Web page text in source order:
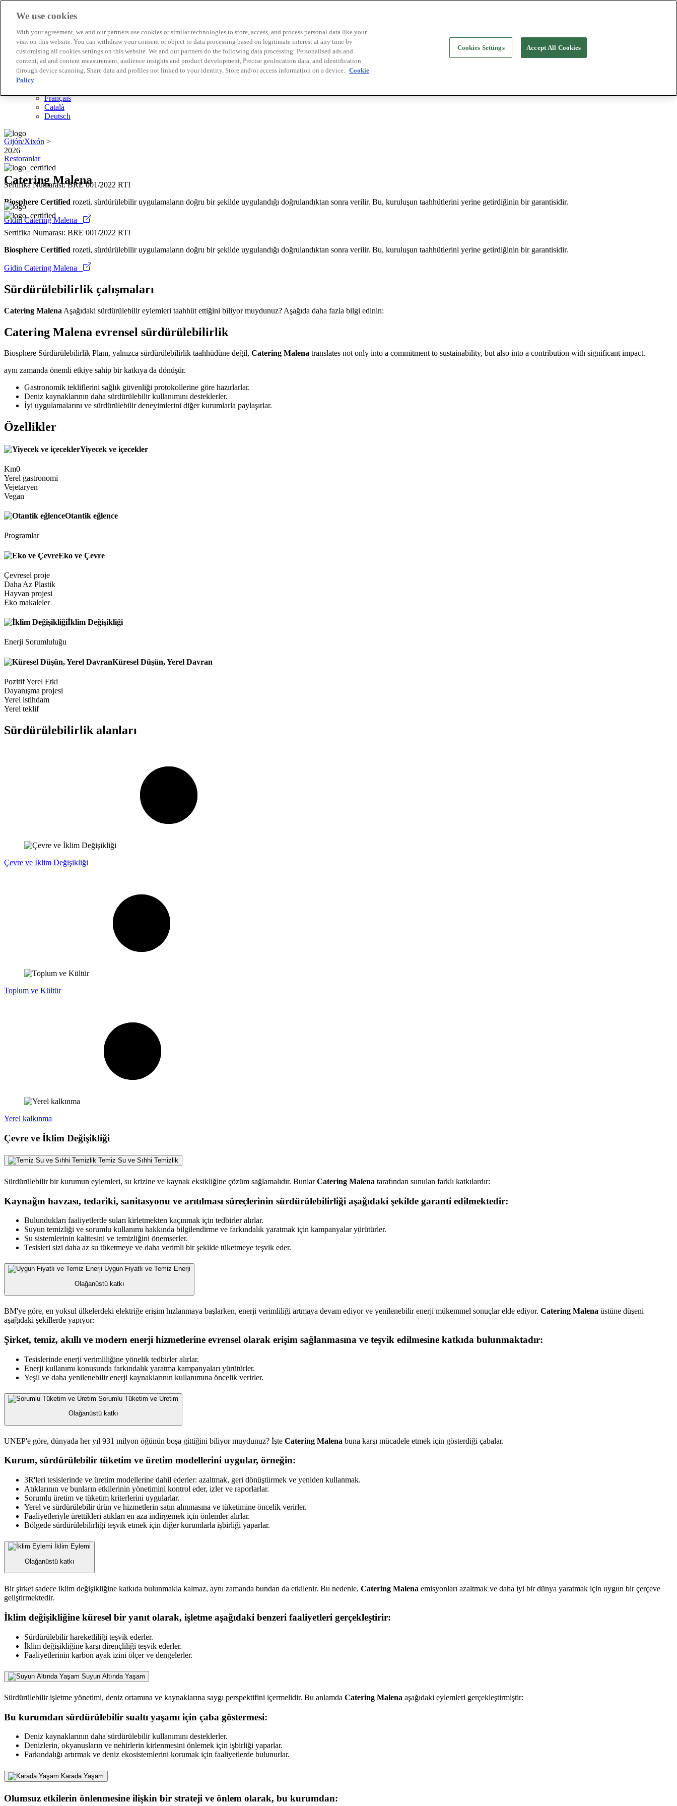
Biosphere Şirketlerini
Değerlendirmeyi nasıl yapıyoruz
Biz kimiz
TR
English
Français
Català
Deutsch
2026
Sertifika Numarası: BRE 001/2022 RTI
Biosphere Certified rozeti, sürdürülebilir uygulamaların doğru bir şekilde uygulandığı doğrulandıktan sonra verilir. Bu, kuruluşun taahhütlerini yerine getirdiğinin bir garantisidir.
Gidin Catering Malena
Gijón/Xixón >
Restoranlar
Catering Malena
Sertifika Numarası: BRE 001/2022 RTI
Biosphere Certified rozeti, sürdürülebilir uygulamaların doğru bir şekilde uygulandığı doğrulandıktan sonra verilir. Bu, kuruluşun taahhütlerini yerine getirdiğinin bir garantisidir.
Gidin Catering Malena
Sürdürülebilirlik çalışmaları
Catering Malena Aşağıdaki sürdürülebilir eylemleri taahhüt ettiğini biliyor muydunuz? Aşağıda daha fazla bilgi edinin:
Catering Malena evrensel sürdürülebilirlik
Biosphere Sürdürülebilirlik Planı, yalnızca sürdürülebilirlik taahhüdüne değil, Catering Malena translates not only into a commitment to sustainability, but also into a contribution with significant impact.
aynı zamanda önemli etkiye sahip bir katkıya da dönüşür.
Gastronomik tekliflerini sağlık güvenliği protokollerine göre hazırlarlar.
Deniz kaynaklarının daha sürdürülebilir kullanımını desteklerler.
İyi uygulamalarını ve sürdürülebilir deneyimlerini diğer kurumlarla paylaşırlar.
Özellikler
Yiyecek ve içecekler
Km0
Yerel gastronomi
Vejetaryen
Vegan
Otantik eğlence
Programlar
Eko ve Çevre
Çevresel proje
Daha Az Plastik
Hayvan projesi
Eko makaleler
İklim Değişikliği
Enerji Sorumluluğu
Küresel Düşün, Yerel Davran
Pozitif Yerel Etki
Dayanışma projesi
Yerel istihdam
Yerel teklif
Sürdürülebilirlik alanları
Çevre ve İklim Değişikliği
Toplum ve Kültür
Yerel kalkınma
Çevre ve İklim Değişikliği
Temiz Su ve Sıhhi Temizlik
Sürdürülebilir bir kurumun eylemleri, su krizine ve kaynak eksikliğine çözüm sağlamalıdır. BunlarCatering Malena tarafından sunulan farklı katkılardır:
Kaynağın havzası, tedariki, sanitasyonu ve arıtılması süreçlerinin sürdürülebilirliği aşağıdaki şekilde garanti edilmektedir:
Bulundukları faaliyetlerde suları kirletmekten kaçınmak için tedbirler alırlar.
Suyun temizliği ve sorumlu kullanımı hakkında bilgilendirme ve farkındalık yaratmak için kampanyalar yürütürler.
Su sistemlerinin kalitesini ve temizliğini önemserler.
Tesisleri sizi daha az su tüketmeye ve daha verimli bir şekilde tüketmeye teşvik eder.
Uygun Fiyatlı ve Temiz Enerji
Olağanüstü katkı
BM'ye göre, en yoksul ülkelerdeki elektriğe erişim hızlanmaya başlarken, enerji verimliliği artmaya devam ediyor ve yenilenebilir enerji mükemmel sonuçlar elde ediyor. Catering Malena üstüne düşeni
aşağıdaki şekillerde yapıyor:
Şirket, temiz, akıllı ve modern enerji hizmetlerine evrensel olarak erişim sağlanmasına ve teşvik edilmesine katkıda bulunmaktadır:
Tesislerinde enerji verimliliğine yönelik tedbirler alırlar.
Enerji kullanımı konusunda farkındalık yaratma kampanyaları yürütürler.
Yeşil ve daha yenilenebilir enerji kaynaklarının kullanımına öncelik verirler.
Sorumlu Tüketim ve Üretim
Olağanüstü katkı
UNEP'e göre, dünyada her yıl 931 milyon öğünün boşa gittiğini biliyor muydunuz? İşte Catering Malena buna karşı mücadele etmek için gösterdiği çabalar.
Kurum, sürdürülebilir tüketim ve üretim modellerini uygular, örneğin:
3R'leri tesislerinde ve üretim modellerine dahil ederler: azaltmak, geri dönüştürmek ve yeniden kullanmak.
Atıklarının ve bunların etkilerinin yönetimini kontrol eder, izler ve raporlarlar.
Sorumlu üretim ve tüketim kriterlerini uygularlar.
Yerel ve sürdürülebilir ürün ve hizmetlerin satın alınmasına ve tüketimine öncelik verirler.
Faaliyetleriyle ürettikleri atıkları en aza indirgemek için önlemler alırlar.
Bölgede sürdürülebilirliği teşvik etmek için diğer kurumlarla işbirliği yaparlar.
İklim Eylemi
Olağanüstü katkı
Bir şirket sadece iklim değişikliğine katkıda bulunmakla kalmaz, aynı zamanda bundan da etkilenir. Bu nedenle, Catering Malena emisyonları azaltmak ve daha iyi bir dünya yaratmak için uygun bir çerçeve
geliştirmektedir.
İklim değişikliğine küresel bir yanıt olarak, işletme aşağıdaki benzeri faaliyetleri gerçekleştirir:
Sürdürülebilir hareketliliği teşvik ederler.
İklim değişikliğine karşı dirençliliği teşvik ederler.
Faaliyetlerinin karbon ayak izini ölçer ve dengelerler.
Suyun Altında Yaşam
Sürdürülebilir işletme yönetimi, deniz ortamına ve kaynaklarına saygı perspektifini içermelidir. Bu anlamda Catering Malena aşağıdaki eylemleri gerçekleştirmiştir:
Bu kurumdan sürdürülebilir sualtı yaşamı için çaba göstermesi:
Deniz kaynaklarının daha sürdürülebilir kullanımını desteklerler.
Denizlerin, okyanusların ve nehirlerin kirlenmesini önlemek için işbirliği yaparlar.
Farkındalığı artırmak ve deniz ekosistemlerini korumak için faaliyetlerde bulunurlar.
Karada Yaşam
Olumsuz etkilerin önlenmesine ilişkin bir strateji ve önlem olarak, bu kurumdan:
We use cookies
With your agreement, we and our partners use cookies or similar technologies to store, access, and process personal data like your
visit on this website. You can withdraw your consent or object to data processing based on legitimate interest at any time by
customising all cookies settings on this website. We and our partners do the following data processing: Personalised ads and
content, ad and content measurement, audience insights and product development, Precise geolocation data, and identification
through device scanning, Share data and profiles not linked to your identity, Store and/or access information on a device. Cookie
Policy
Cookies Settings Accept All Cookies